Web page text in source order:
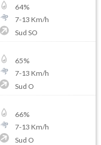
64%
7-13 Km/h
Sud SO
65%
7-13 Km/h
Sud O
66%
7-13 Km/h
Sud O